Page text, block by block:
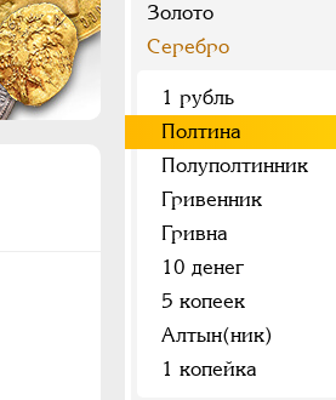
Золото
Серебро
1 рубль
Полтина
Полуполтинник
Гривенник
Гривна
10 денег
5 копеек
Алтын(ник)
1 копейка